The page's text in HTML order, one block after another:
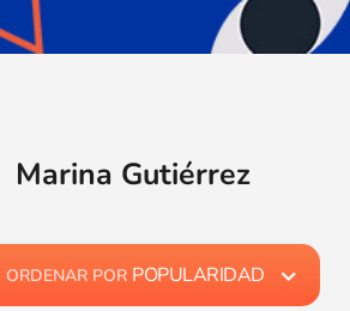
Marina Gutiérrez
ORDENAR POR POPULARIDAD